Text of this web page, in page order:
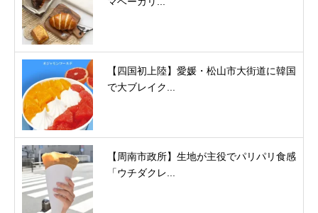
【四国初上陸】愛媛・松山市大街道に韓国
で大ブレイク...
【周南市政所】生地が主役でパリパリ食感
「ウチダクレ...